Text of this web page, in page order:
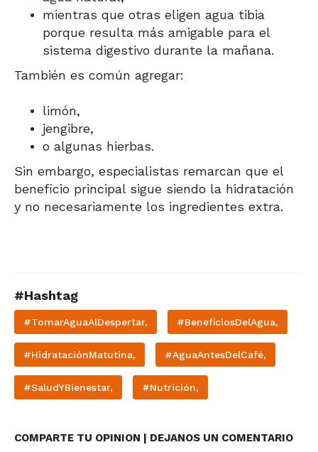
mientras que otras eligen agua tibia
porque resulta más amigable para el
sistema digestivo durante la mañana.
También es común agregar:
limón,
jengibre,
o algunas hierbas.
Sin embargo, especialistas remarcan que el
beneficio principal sigue siendo la hidratación
y no necesariamente los ingredientes extra.
#Hashtag
#TomarAguaAlDespertar, #BeneficiosDelAgua,
#HidrataciónMatutina, #AguaAntesDelCafé,
#SaludYBienestar, #Nutrición,
COMPARTE TU OPINION | DEJANOS UN COMENTARIO